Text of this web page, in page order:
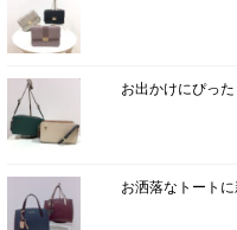
お出かけにぴっ
お洒落なトート